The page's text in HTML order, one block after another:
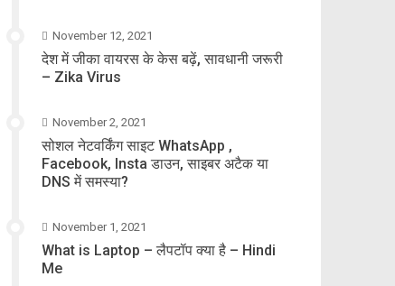
November 12, 2021
देश में जीका वायरस के केस बढ़ें, सावधानी जरूरी
– Zika Virus
November 2, 2021
सोशल नेटवर्किंग साइट WhatsApp ,
Facebook, Insta डाउन, साइबर अटैक या
DNS में समस्या?
November 1, 2021
What is Laptop – लैपटॉप क्या है – Hindi
Me